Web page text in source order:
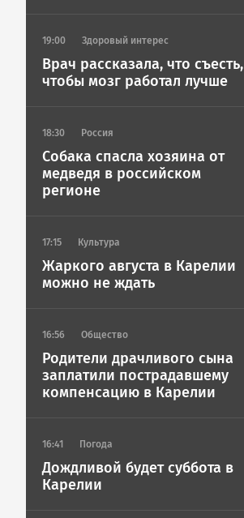
19:00 Здоровый интерес
Врач рассказала, что съесть,
чтобы мозг работал лучше
18:30 Россия
Собака спасла хозяина от
медведя в российском
регионе
17:15 Культура
Жаркого августа в Карелии
можно не ждать
16:56 Общество
Родители драчливого сына
заплатили пострадавшему
компенсацию в Карелии
16:41 Погода
Дождливой будет суббота в
Карелии